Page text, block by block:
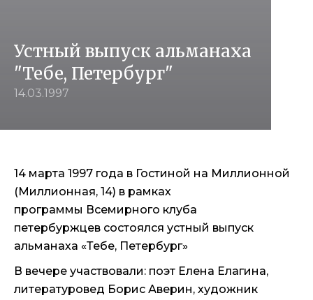
Устный выпуск альманаха
"Тебе, Петербург"
14.03.1997
14 марта 1997 года в Гостиной на Миллионной
(Миллионная, 14) в рамках
программы Всемирного клуба
петербуржцев состоялся устный выпуск
альманаха «Тебе, Петербург»
В вечере участвовали: поэт Елена Елагина,
литературовед Борис Аверин, художник